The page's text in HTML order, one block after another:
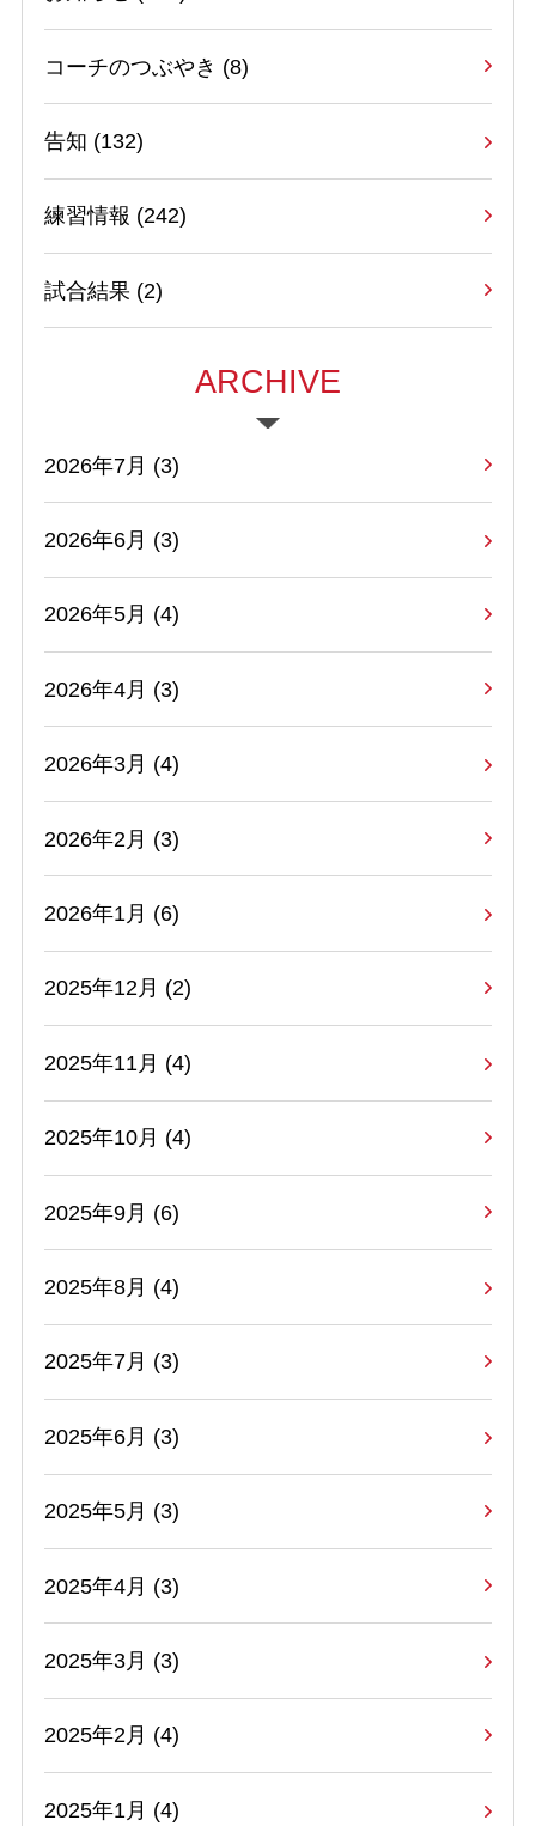
コーチのつぶやき (8)
告知 (132)
練習情報 (242)
試合結果 (2)
ARCHIVE
2026年7月 (3)
2026年6月 (3)
2026年5月 (4)
2026年4月 (3)
2026年3月 (4)
2026年2月 (3)
2026年1月 (6)
2025年12月 (2)
2025年11月 (4)
2025年10月 (4)
2025年9月 (6)
2025年8月 (4)
2025年7月 (3)
2025年6月 (3)
2025年5月 (3)
2025年4月 (3)
2025年3月 (3)
2025年2月 (4)
2025年1月 (4)